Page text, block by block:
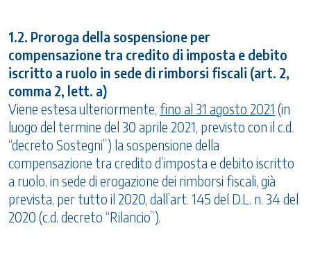
1.2. Proroga della sospensione per
compensazione tra credito di imposta e debito
iscritto a ruolo in sede di rimborsi fiscali (art. 2,
comma 2, lett. a)
Viene estesa ulteriormente, fino al 31 agosto 2021 (in
luogo del termine del 30 aprile 2021, previsto con il c.d.
“decreto Sostegni”) la sospensione della
compensazione tra credito d’imposta e debito iscritto
a ruolo, in sede di erogazione dei rimborsi fiscali, già
prevista, per tutto il 2020, dall’art. 145 del D.L. n. 34 del
2020 (c.d. decreto “Rilancio”).